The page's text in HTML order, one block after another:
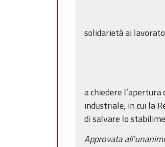
solidarietà ai
a chiedere
industriale, in cui la
di salvare lo
Approvata